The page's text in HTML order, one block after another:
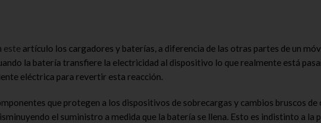
este artículo los cargadores y baterías, a diferencia de las otras partes de un
la batería transfiere la electricidad al dispositivo lo que realmente está
eléctrica para revertir esta reacción.
que protegen a los dispositivos de sobrecargas y cambios bruscos
el suministro a medida que la batería se llena. Esto es indistinto a la